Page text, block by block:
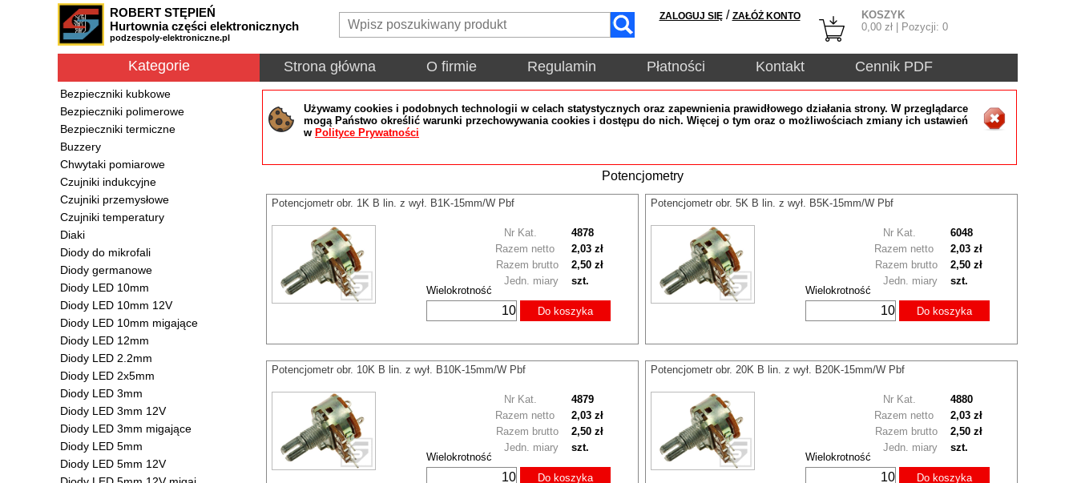
KOSZYK
0,00 zł | Pozycji: 0
Strona główna O firmie Regulamin Płatności Kontakt Cennik PDF
ROBERT STĘPIEŃ
Hurtownia części elektronicznych
podzespoly-elektroniczne.pl
ZALOGUJ SIĘ/ ZAŁÓŻ KONTO
Kategorie
Bezpieczniki kubkowe
Bezpieczniki polimerowe
Bezpieczniki termiczne
Buzzery
Chwytaki pomiarowe
Czujniki indukcyjne
Czujniki przemysłowe
Czujniki temperatury
Diaki
Diody do mikrofali
Diody germanowe
Diody LED 10mm
Diody LED 10mm 12V
Diody LED 10mm migające
Diody LED 12mm
Diody LED 2.2mm
Diody LED 2x5mm
Diody LED 3mm
Diody LED 3mm 12V
Diody LED 3mm migające
Diody LED 5mm
Diody LED 5mm 12V
Używamy cookies i podobnych technologii w celach statystycznych oraz zapewnienia prawidłowego działania strony. W przeglądarce
mogą Państwo określić warunki przechowywania cookies i dostępu do nich. Więcej o tym oraz o możliwościach zmiany ich ustawień
w Polityce Prywatności
Potencjometry
Potencjometr obr. 1K B lin. z wył. B1K-15mm/W Pbf
Wielokrotność
Nr Kat. 4878
Razem brutto 2,50 zł
Razem netto 2,03 zł
Jedn. miary szt.
Do koszyka
Potencjometr obr. 5K B lin. z wył. B5K-15mm/W Pbf
Wielokrotność
Nr Kat. 6048
Razem brutto 2,50 zł
Razem netto 2,03 zł
Jedn. miary szt.
Do koszyka
Potencjometr obr. 10K B lin. z wył. B10K-15mm/W Pbf
Wielokrotność
Nr Kat. 4879
Razem brutto 2,50 zł
Razem netto 2,03 zł
Jedn. miary szt.
Do koszyka
Potencjometr obr. 20K B lin. z wył. B20K-15mm/W Pbf
Wielokrotność
Nr Kat. 4880
Razem brutto 2,50 zł
Razem netto 2,03 zł
Jedn. miary szt.
Do koszyka